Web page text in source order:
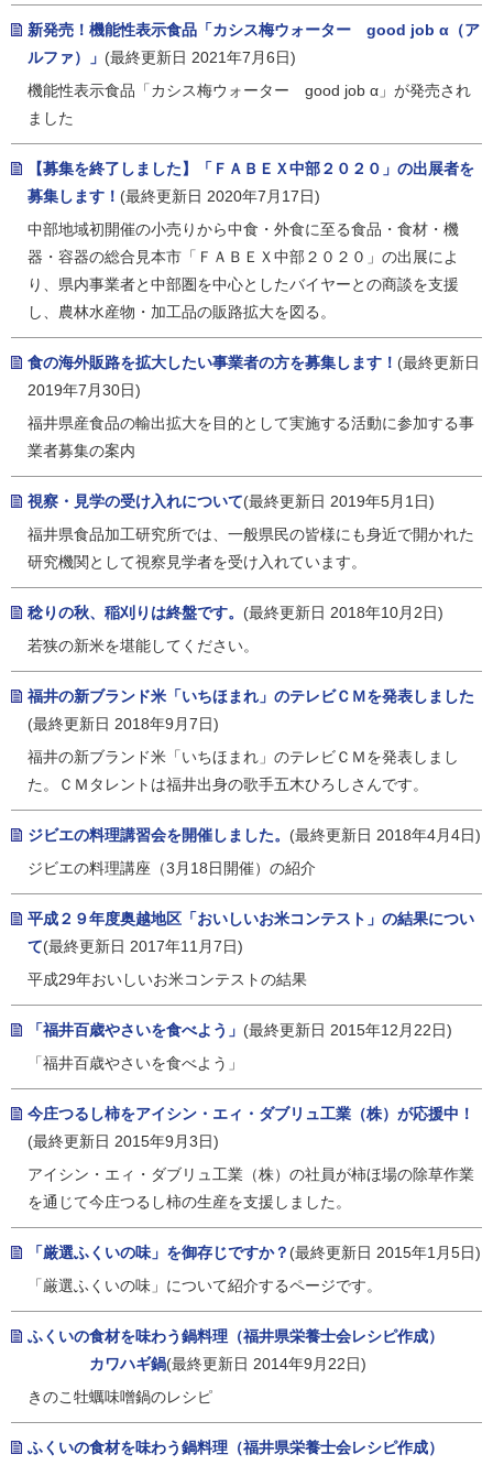
新発売！機能性表示食品「カシス梅ウォーター good job α（ア
ルファ）」 (最終更新日 2021年7月6日)
機能性表示食品「カシス梅ウォーター good job α」が発売され
ました
【募集を終了しました】「ＦＡＢＥＸ中部２０２０」の出展者を
募集します！ (最終更新日 2020年7月17日)
中部地域初開催の小売りから中食・外食に至る食品・食材・機
器・容器の総合見本市「ＦＡＢＥＸ中部２０２０」の出展によ
り、県内事業者と中部圏を中心としたバイヤーとの商談を支援
し、農林水産物・加工品の販路拡大を図る。
食の海外販路を拡大したい事業者の方を募集します！ (最終更新日
2019年7月30日)
福井県産食品の輸出拡大を目的として実施する活動に参加する事
業者募集の案内
視察・見学の受け入れについて(最終更新日 2019年5月1日)
福井県食品加工研究所では、一般県民の皆様にも身近で開かれた
研究機関として視察見学者を受け入れています。
稔りの秋、稲刈りは終盤です。 (最終更新日 2018年10月2日)
若狭の新米を堪能してください。
福井の新ブランド米「いちほまれ」のテレビＣＭを発表しました
(最終更新日 2018年9月7日)
福井の新ブランド米「いちほまれ」のテレビＣＭを発表しまし
た。ＣＭタレントは福井出身の歌手五木ひろしさんです。
ジビエの料理講習会を開催しました。 (最終更新日 2018年4月4日)
ジビエの料理講座（3月18日開催）の紹介
平成２９年度奥越地区「おいしいお米コンテスト」の結果につい
て(最終更新日 2017年11月7日)
平成29年おいしいお米コンテストの結果
「福井百歳やさいを食べよう」 (最終更新日 2015年12月22日)
「福井百歳やさいを食べよう」
今庄つるし柿をアイシン・エィ・ダブリュ工業（株）が応援中！
(最終更新日 2015年9月3日)
アイシン・エィ・ダブリュ工業（株）の社員が柿ほ場の除草作業
を通じて今庄つるし柿の生産を支援しました。
「厳選ふくいの味」を御存じですか？ (最終更新日 2015年1月5日)
「厳選ふくいの味」について紹介するページです。
ふくいの食材を味わう鍋料理（福井県栄養士会レシピ作成）
カワハギ鍋(最終更新日 2014年9月22日)
きのこ牡蠣味噌鍋のレシピ
ふくいの食材を味わう鍋料理（福井県栄養士会レシピ作成）